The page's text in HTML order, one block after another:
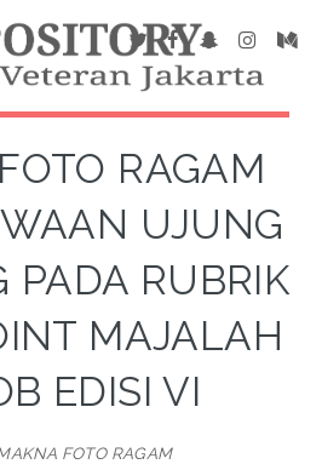
RAGAM
UJUNG
PADA RUBRIK
MAJALAH
EDISI VI
FOTO RAGAM